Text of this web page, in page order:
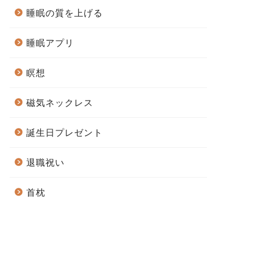
睡眠の質を上げる
睡眠アプリ
瞑想
磁気ネックレス
誕生日プレゼント
退職祝い
首枕